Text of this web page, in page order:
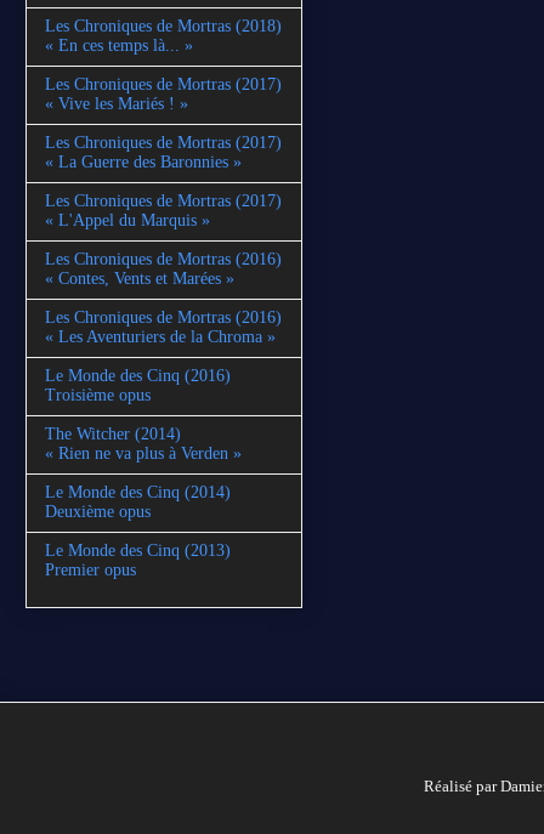
Les Chroniques de Mortras (2018)
« En ces temps là... »
Les Chroniques de Mortras (2017)
« Vive les Mariés ! »
Les Chroniques de Mortras (2017)
« La Guerre des Baronnies »
Les Chroniques de Mortras (2017)
« L'Appel du Marquis »
Les Chroniques de Mortras (2016)
« Contes, Vents et Marées »
Les Chroniques de Mortras (2016)
« Les Aventuriers de la Chroma »
Le Monde des Cinq (2016)
Troisième opus
The Witcher (2014)
« Rien ne va plus à Verden »
Le Monde des Cinq (2014)
Deuxième opus
Le Monde des Cinq (2013)
Premier opus
Réalisé par